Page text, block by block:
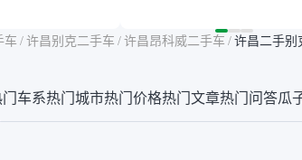
你们的信息之
线上去做了一
也找了朋友帮忙
果跟你们的报
平台，车价贵点也正常，毕
竟有保障。其他平台上很多
多花点钱买个放心。从个人
车 / 许昌别克二手车 / 许昌昂科威二手车 / 许昌二手别
车系热门城市热门价格热门文章热门问答瓜